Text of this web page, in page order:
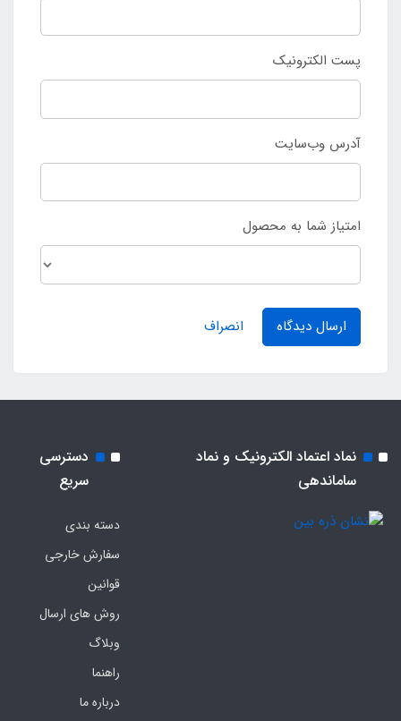
پست الکترونیک
آدرس وب‌سایت
امتیاز شما به محصول
ارسال دیدگاه انصراف
نماد اعتماد الکترونیک و نماد
ساماندهی
دسترسی
سریع
دسته بندی
سفارش خارجی
قوانین
روش های ارسال
وبلاگ
راهنما
درباره ما